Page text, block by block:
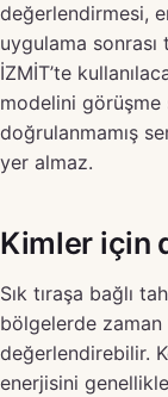
değerlendirmesi,
uygulama
İZMİT’te
modelini görüşme
doğrulanmamış
yer almaz.
Kimler için
Sık tıraşa bağlı
bölgelerde
değerlendirebilir.
enerjisini